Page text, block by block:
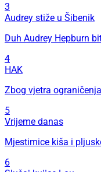
3
Audrey stiže u Šibenik
Duh Audrey Hepburn
4
HAK
Zbog vjetra
5
Vrijeme danas
Mjestimice kiša i
6